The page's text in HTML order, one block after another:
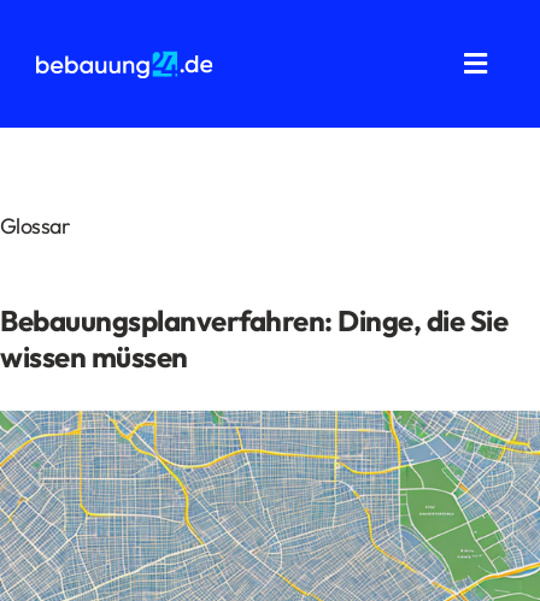
springen
Bauantrag
Über uns
FAQ
Kontakt
Glossar
Bebauungsplanverfahren: Dinge, die Sie
wissen müssen